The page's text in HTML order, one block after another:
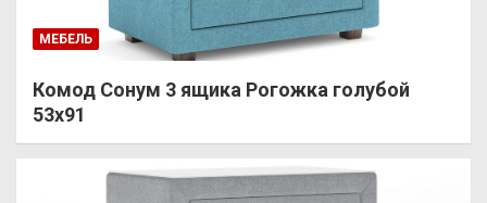
МЕБЕЛЬ
Комод Сонум 3 ящика Рогожка голубой
53х91